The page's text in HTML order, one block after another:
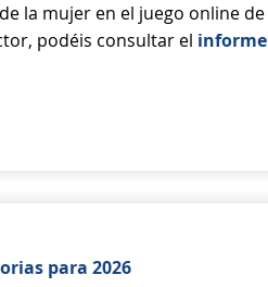
la mujer en el juego online de
podéis consultar el informe
para 2026